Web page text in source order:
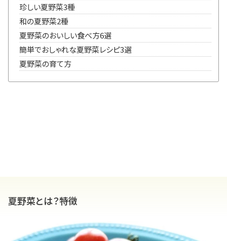
珍しい夏野菜3種
和の夏野菜2種
夏野菜のおいしい食べ方6選
簡単でおしゃれな夏野菜レシピ3選
夏野菜の育て方
夏野菜とは？特徴